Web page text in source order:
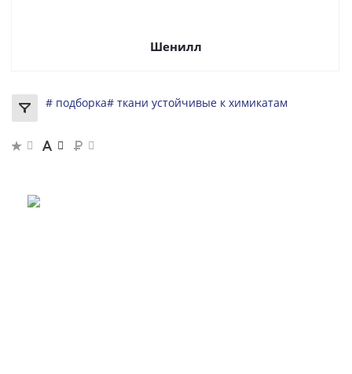
Шенилл
# подборка# ткани устойчивые к химикатам